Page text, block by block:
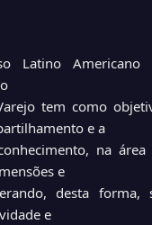
Latino
tem como
e a
na
e
desta forma,
e